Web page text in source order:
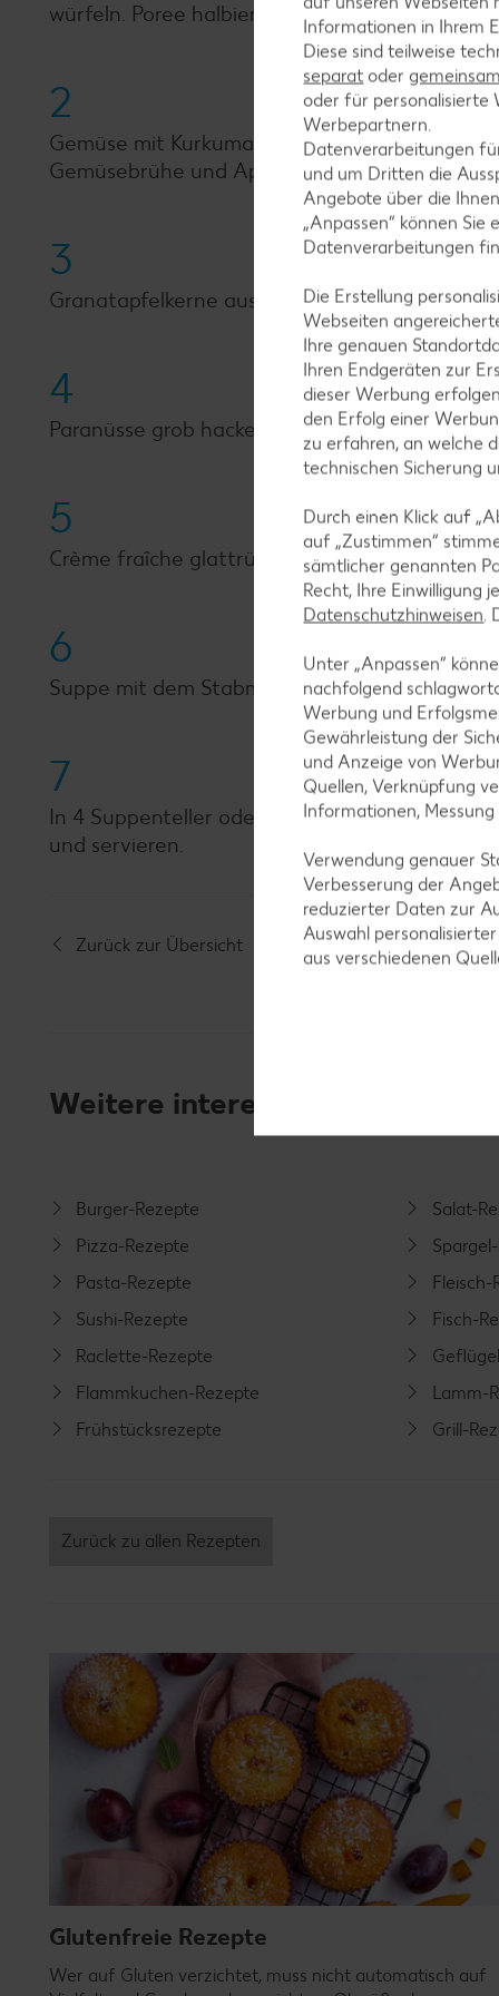
würfeln. Poree halbieren, waschen, putzen
2
Gemüse mit Kurkuma in einem Topf in
Gemüsebrühe und Apfelessig auffüllen und
3
Granatapfelkerne ausbrechen.
4
Paranüsse grob hacken und in einer
5
Crème fraîche glattrühren und mit Salz und
6
Suppe mit dem Stabmixer fein pürieren,
7
In 4 Suppenteller oder Schalen abfüllen,
und servieren.
Zurück zur Übersicht
Weitere interessante
Burger-Rezepte
Pizza-Rezepte
Pasta-Rezepte
Sushi-Rezepte
Raclette-Rezepte
Flammkuchen-Rezepte
Frühstücksrezepte
Salat-
Fleisch-
Fisch-
Lamm-
Grill-
Zurück zu allen Rezepten
Glutenfreie Rezepte
Wer auf Gluten verzichtet, muss nicht automatisch auf
Informationen in Ihrem
Diese sind teilweise
separat oder
oder für personalisierte
Werbepartnern.
Datenverarbeitungen
und um Dritten die
Angebote über die
„Anpassen“ können
Datenverarbeitungen
Die Erstellung
Webseiten
Ihre genauen
Ihren Endgeräten zur
dieser Werbung
den Erfolg einer
zu erfahren, an welche
technischen Sicherung
Durch einen Klick auf
auf „Zustimmen“
sämtlicher genannten
Recht, Ihre Einwilligung
Datenschutzhinweisen.
Unter „Anpassen“
nachfolgend
Werbung und
Gewährleistung der
und Anzeige von
Quellen, Verknüpfung
Informationen,
Verwendung genauer
Verbesserung der
reduzierter Daten zur
Auswahl
aus verschiedenen